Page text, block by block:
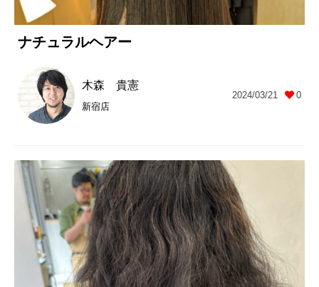
ナチュラルヘアー
木森 貴憲
新宿店
2024/03/21 0